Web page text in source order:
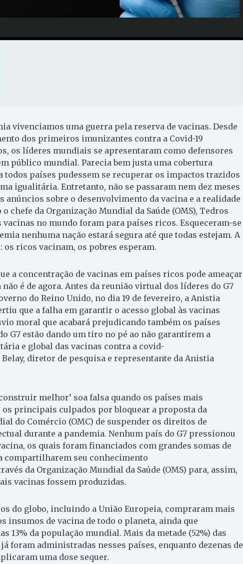
vivenciamos uma guerra pela reserva de vacinas. Desde
dos primeiros imunizantes contra a Covid-19
os líderes mundiais se apresentaram como defensores
público mundial. Parecia bem justa uma cobertura
todos países pudessem se recuperar os impactos trazidos
igualitária. Entretanto, não se passaram nem dez meses
anúncios sobre o desenvolvimento da vacina e a realidade
o chefe da Organização Mundial da Saúde (OMS), Tedros
vacinas no mundo foram para países ricos. Esqueceram-se
nenhuma nação estará segura até que todas estejam. A
os ricos vacinam, os pobres esperam.
a concentração de vacinas em países ricos pode ameaçar
é de agora. Antes da reunião virtual dos líderes do G7
do Reino Unido, no dia 19 de fevereiro, a Anistia
que a falha em garantir o acesso global às vacinas
moral que acabará prejudicando também os países
G7 estão dando um tiro no pé ao não garantirem a
e global das vacinas contra a covid-
Belay, diretor de pesquisa e representante da Anistia
melhor’ soa falsa quando os países mais
os principais culpados por bloquear a proposta da
do Comércio (OMC) de suspender os direitos de
durante a pandemia. Nenhum país do G7 pressionou
os quais foram financiados com grandes somas de
compartilharem seu conhecimento
da Organização Mundial da Saúde (OMS) para, assim,
vacinas fossem produzidas.
do globo, incluindo a União Europeia, compraram mais
insumos de vacina de todo o planeta, ainda que
13% da população mundial. Mais da metade (52%) das
foram administradas nesses países, enquanto dezenas de
uma dose sequer.